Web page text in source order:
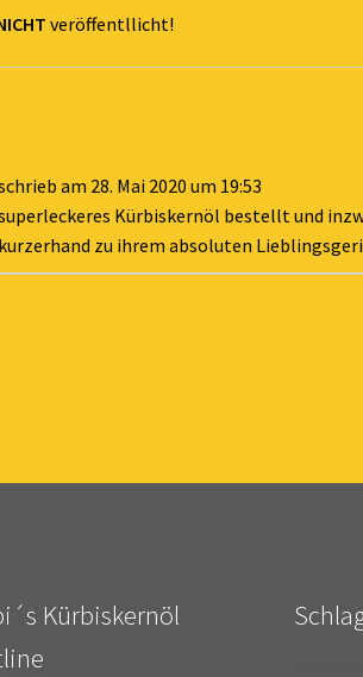
veröffentllicht!
am 28. Mai 2020 um 19:53
Kürbiskernöl bestellt und
zu ihrem absoluten
Kürbiskernöl